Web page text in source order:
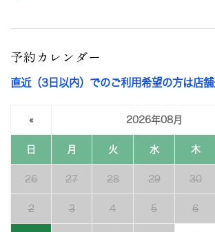
予約カレンダー
直近（3日以内）でのご利用希望の方は店舗
« 2026年08月
日 月 火 水 木
26 27 28 29 30
2 3 4 5 6